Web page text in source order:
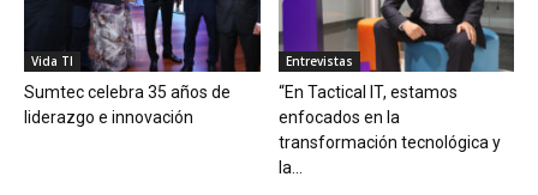
Vida TI
Sumtec celebra 35 años de
liderazgo e innovación
Entrevistas
“En Tactical IT, estamos
enfocados en la
transformación tecnológica y
la...